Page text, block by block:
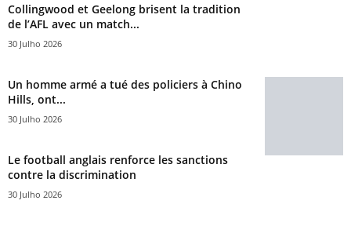
Collingwood et Geelong brisent la tradition
de l’AFL avec un match...
30 Julho 2026
Un homme armé a tué des policiers à Chino
Hills, ont...
30 Julho 2026
Le football anglais renforce les sanctions
contre la discrimination
30 Julho 2026